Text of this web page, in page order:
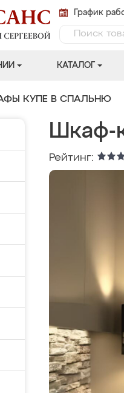
График
КАТАЛОГ
КУПЕ В СПАЛЬНЮ
Шкаф-
Рейтинг: